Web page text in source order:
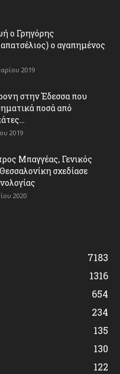
ο Γρηγόρης
ο αγαπημένος
2019
στην Έδεσσα που
ποσά από
2019
Μπαγγέας, Γενικός
σχεδίασε
2020
7183
1316
654
234
135
130
122